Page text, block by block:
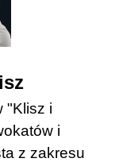
"Klisz i
i
z zakresu